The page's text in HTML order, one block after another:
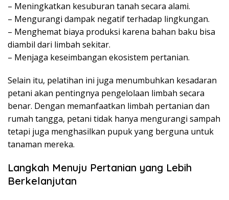
– Meningkatkan kesuburan tanah secara alami.
– Mengurangi dampak negatif terhadap lingkungan.
– Menghemat biaya produksi karena bahan baku bisa
diambil dari limbah sekitar.
– Menjaga keseimbangan ekosistem pertanian.
Selain itu, pelatihan ini juga menumbuhkan kesadaran
petani akan pentingnya pengelolaan limbah secara
benar. Dengan memanfaatkan limbah pertanian dan
rumah tangga, petani tidak hanya mengurangi sampah
tetapi juga menghasilkan pupuk yang berguna untuk
tanaman mereka.
Langkah Menuju Pertanian yang Lebih
Berkelanjutan